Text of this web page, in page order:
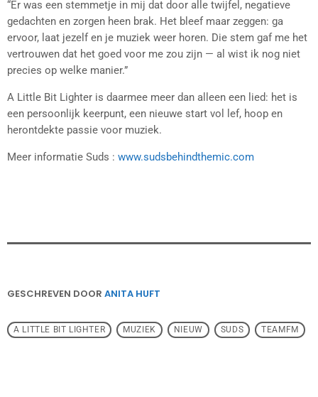
“Er was een stemmetje in mij dat door alle twijfel, negatieve
gedachten en zorgen heen brak. Het bleef maar zeggen: ga
ervoor, laat jezelf en je muziek weer horen. Die stem gaf me het
vertrouwen dat het goed voor me zou zijn — al wist ik nog niet
precies op welke manier.”
A Little Bit Lighter is daarmee meer dan alleen een lied: het is
een persoonlijk keerpunt, een nieuwe start vol lef, hoop en
herontdekte passie voor muziek.
Meer informatie Suds : www.sudsbehindthemic.com
GESCHREVEN DOOR ANITA HUFT
A LITTLE BIT LIGHTER MUZIEK NIEUW SUDS TEAMFM